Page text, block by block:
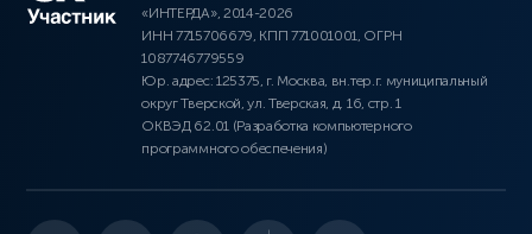
«ИНТЕРДА», 2014-2026
ИНН 7715706679, КПП 771001001, ОГРН
1087746779559
Юр. адрес: 125375, г. Москва, вн.тер.г. муниципальный
округ Тверской, ул. Тверская, д. 16, стр. 1
ОКВЭД 62.01 (Разработка компьютерного
программного обеспечения)